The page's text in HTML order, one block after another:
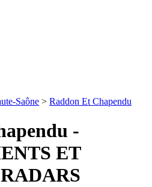
Saône > Raddon Et Chapendu
-
ET